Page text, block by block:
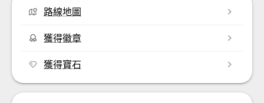
路線地圖
獲得徽章
獲得寶石